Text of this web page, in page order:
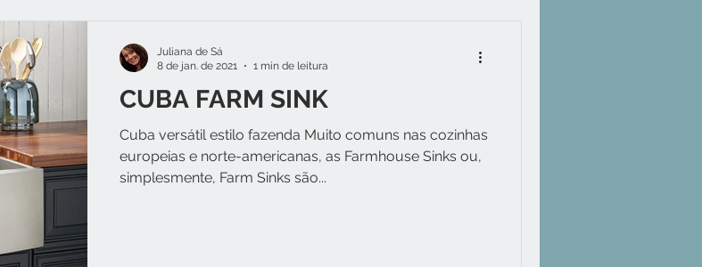
CUBA FARM SINK
Cuba versátil estilo fazenda Muito comuns nas cozinhas
europeias e norte-americanas, as Farmhouse Sinks ou,
simplesmente, Farm Sinks são...
Juliana de Sá
8 de jan. de 2021
1 min de leitura